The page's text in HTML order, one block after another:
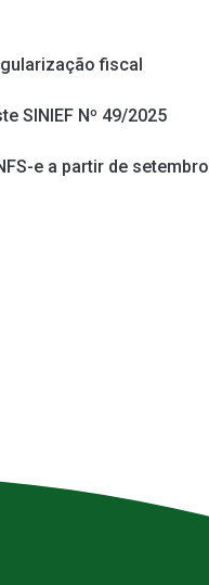
fiscal
SINIEF Nº 49/2025
e a partir de setembro